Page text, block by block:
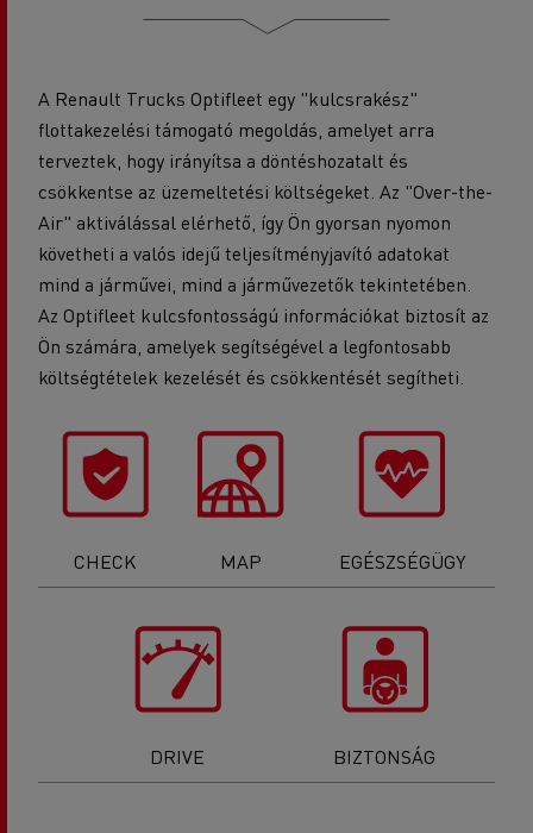
A Renault Trucks Optifleet egy "kulcsrakész"
flottakezelési támogató megoldás, amelyet arra
terveztek, hogy irányítsa a döntéshozatalt és
csökkentse az üzemeltetési költségeket. Az "Over-the-
Air" aktiválással elérhető, így Ön gyorsan nyomon
követheti a valós idejű teljesítményjavító adatokat
mind a járművei, mind a járművezetők tekintetében.
Az Optifleet kulcsfontosságú információkat biztosít az
Ön számára, amelyek segítségével a legfontosabb
költségtételek kezelését és csökkentését segítheti.
CHECK MAP EGÉSZSÉGÜGY
DRIVE BIZTONSÁG